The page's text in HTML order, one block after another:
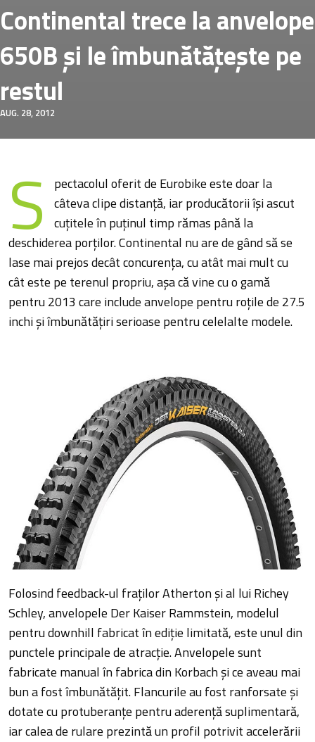
Continental trece la anvelope
650B și le îmbunătățește pe
restul
AUG. 28, 2012
S
pectacolul oferit de Eurobike este doar la
câteva clipe distanță, iar producătorii își ascut
cuțitele în puținul timp rămas până la
deschiderea porților. Continental nu are de gând să se
lase mai prejos decât concurența, cu atât mai mult cu
cât este pe terenul propriu, așa că vine cu o gamă
pentru 2013 care include anvelope pentru roțile de 27.5
inchi și îmbunătățiri serioase pentru celelalte modele.
Folosind feedback-ul fraților Atherton și al lui Richey
Schley, anvelopele Der Kaiser Rammstein, modelul
pentru downhill fabricat în ediție limitată, este unul din
punctele principale de atracție. Anvelopele sunt
fabricate manual în fabrica din Korbach și ce aveau mai
bun a fost îmbunătățit. Flancurile au fost ranforsate și
dotate cu protuberanțe pentru aderență suplimentară,
iar calea de rulare prezintă un profil potrivit accelerării